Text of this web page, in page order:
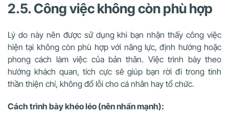
2.5. Công việc không còn phù hợp
Lý do này nên được sử dụng khi bạn nhận thấy công việc
hiện tại không còn phù hợp với năng lực, định hướng hoặc
phong cách làm việc của bản thân. Việc trình bày theo
hướng khách quan, tích cực sẽ giúp bạn rời đi trong tinh
thần thiện chí, không đổ lỗi cho cá nhân hay tổ chức.
Cách trình bày khéo léo (nên nhấn mạnh):